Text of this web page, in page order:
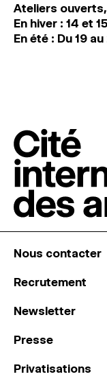
Ateliers
En hiver : 14 et
En été : Du 19
Nous contacter
Recrutement
Newsletter
Presse
Privatisations